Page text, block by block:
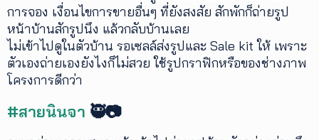
การจอง เงื่อนไขการขายอื่นๆ ที่ยังสงสัย สักพักก็ถ่ายรูป
หน้าบ้านสักรูปนึง แล้วกลับบ้านเลย
ไม่เข้าไปดูในตัวบ้าน รอเซลล์ส่งรูปและ Sale kit ให้ เพราะ
ตัวเองถ่ายเองยังไงก็ไม่สวย ใช้รูปกราฟิกหรือของช่างภาพ
โครงการดีกว่า
#สายนินจา 🥷📷